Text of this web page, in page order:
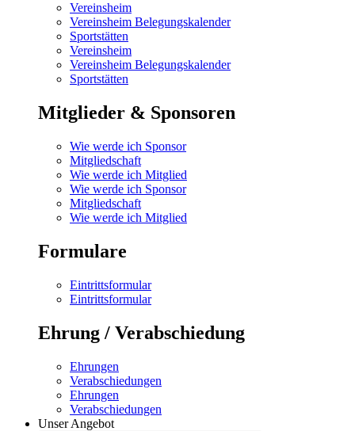
Vereinsheim
Vereinsheim Belegungskalender
Sportstätten
Vereinsheim
Vereinsheim Belegungskalender
Sportstätten
Mitglieder & Sponsoren
Wie werde ich Sponsor
Mitgliedschaft
Wie werde ich Mitglied
Wie werde ich Sponsor
Mitgliedschaft
Wie werde ich Mitglied
Formulare
Eintrittsformular
Eintrittsformular
Ehrung / Verabschiedung
Ehrungen
Verabschiedungen
Ehrungen
Verabschiedungen
Unser Angebot